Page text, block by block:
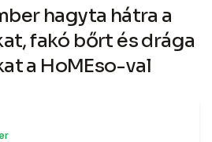
hagyta hátra a
fakó bőrt és drága
a HoMEso-val